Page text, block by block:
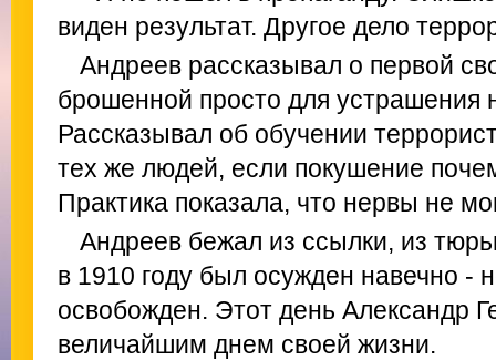
виден результат. Другое дело
Андреев рассказывал о первой
брошенной просто для устрашения
Рассказывал об обучении
тех же людей, если покушение
Практика показала, что нервы не
Андреев бежал из ссылки, из
в 1910 году был осужден навечно -
освобожден. Этот день Александр
величайшим днем своей жизни.